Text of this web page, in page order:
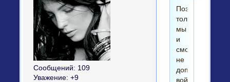
Сообщений: 109
Уважение: +9
Поэтому
только
мы
и
сможем
не
допустить
войны